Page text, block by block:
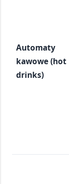
Automaty
kawowe (hot
drinks)